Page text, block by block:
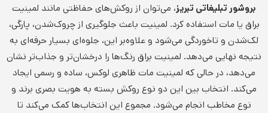
بروشور تبلیغاتی تبریز، می‌توان از روکش‌های حفاظتی مانند لمینیت
براق یا مات استفاده کرد. لمینیت باعث جلوگیری از چروک‌شدن، پارگی،
لک‌شدن و تاخوردگی می‌شود و علاوه‌بر این، جلوه‌ای بسیار حرفه‌ای به
نتیجه نهایی می‌دهد. لمینیت براق رنگ‌ها را درخشان‌تر و جذاب‌تر نشان
می‌دهد، در حالی که لمینیت مات ظاهری لوکس، ساده و رسمی ایجاد
می‌کند. انتخاب بین این دو نوع روکش بسته به هویت بصری برند و
نوع مخاطب انجام می‌شود. مجموع این انتخاب‌ها کمک می‌کند تا